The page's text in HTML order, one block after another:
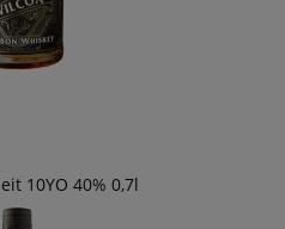
10YO 40% 0,7l